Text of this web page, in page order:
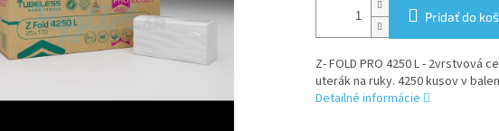
Pridať do
Z- FOLD PRO 4250 L - 2vrstvová
uterák na ruky. 4250 kusov v
Detailné informácie